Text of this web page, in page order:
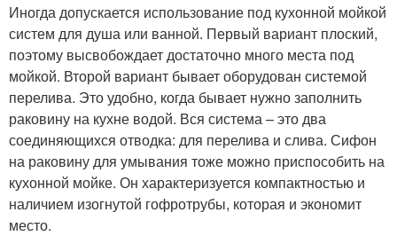
Иногда допускается использование под кухонной мойкой
систем для душа или ванной. Первый вариант плоский,
поэтому высвобождает достаточно много места под
мойкой. Второй вариант бывает оборудован системой
перелива. Это удобно, когда бывает нужно заполнить
раковину на кухне водой. Вся система – это два
соединяющихся отводка: для перелива и слива. Сифон
на раковину для умывания тоже можно приспособить на
кухонной мойке. Он характеризуется компактностью и
наличием изогнутой гофротрубы, которая и экономит
место.